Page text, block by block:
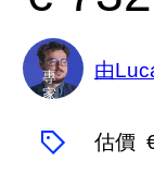
專
家
由
估價